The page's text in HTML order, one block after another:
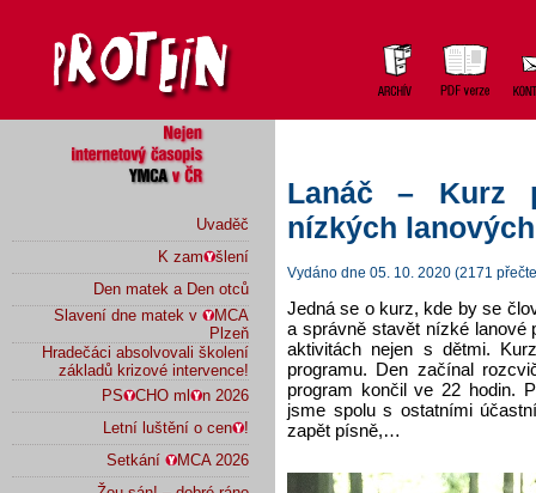
Uvaděč
K zam
šlení
Den matek a Den otců
Slavení dne matek v
MCA
Plzeň
Hradečáci absolvovali školení
základů krizové intervence!
PS
CHO ml
n 2026
Letní luštění o cen
!
Setkání
MCA 2026
Lanáč – Kurz
nízkých
Vydáno dne 05. 10. 2020 (2171
Jedná se o kurz, kde by se
a správně stavět nízké
aktivitách nejen s dětmi.
programu. Den začínal
program končil ve 22 hodin.
jsme spolu s ostatními
zapět písně,…